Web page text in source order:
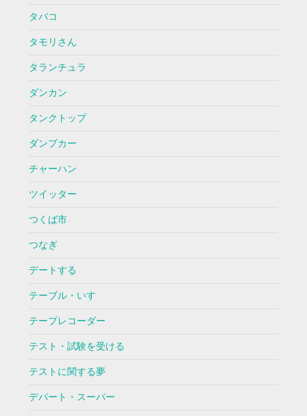
タバコ
タモリさん
タランチュラ
ダンカン
タンクトップ
ダンプカー
チャーハン
ツイッター
つくば市
つなぎ
デートする
テーブル・いす
テープレコーダー
テスト・試験を受ける
テストに関する夢
デパート・スーパー